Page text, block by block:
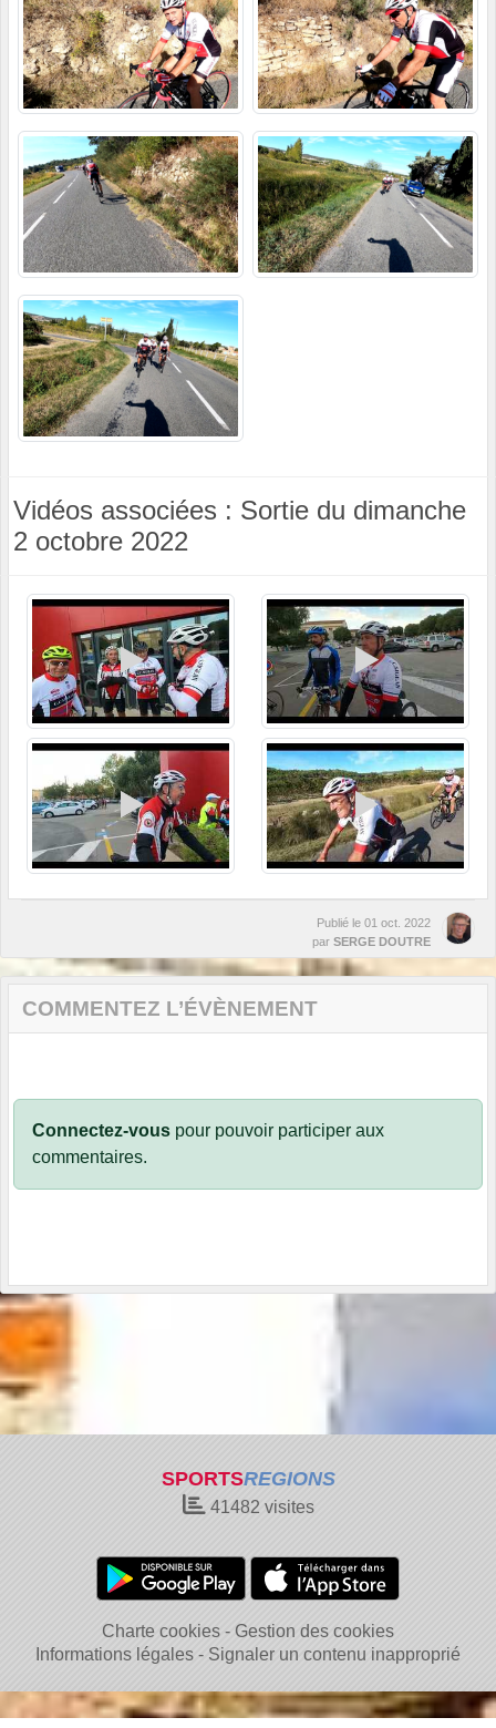
Vidéos associées : Sortie du dimanche
2 octobre 2022
Publié le 01 oct. 2022
par SERGE DOUTRE
COMMENTEZ L’ÉVÈNEMENT
Connectez-vous pour pouvoir participer aux
commentaires.
SPORTSREGIONS
41482 visites
Charte cookies
Gestion des cookies
Informations légales
Signaler un contenu inapproprié